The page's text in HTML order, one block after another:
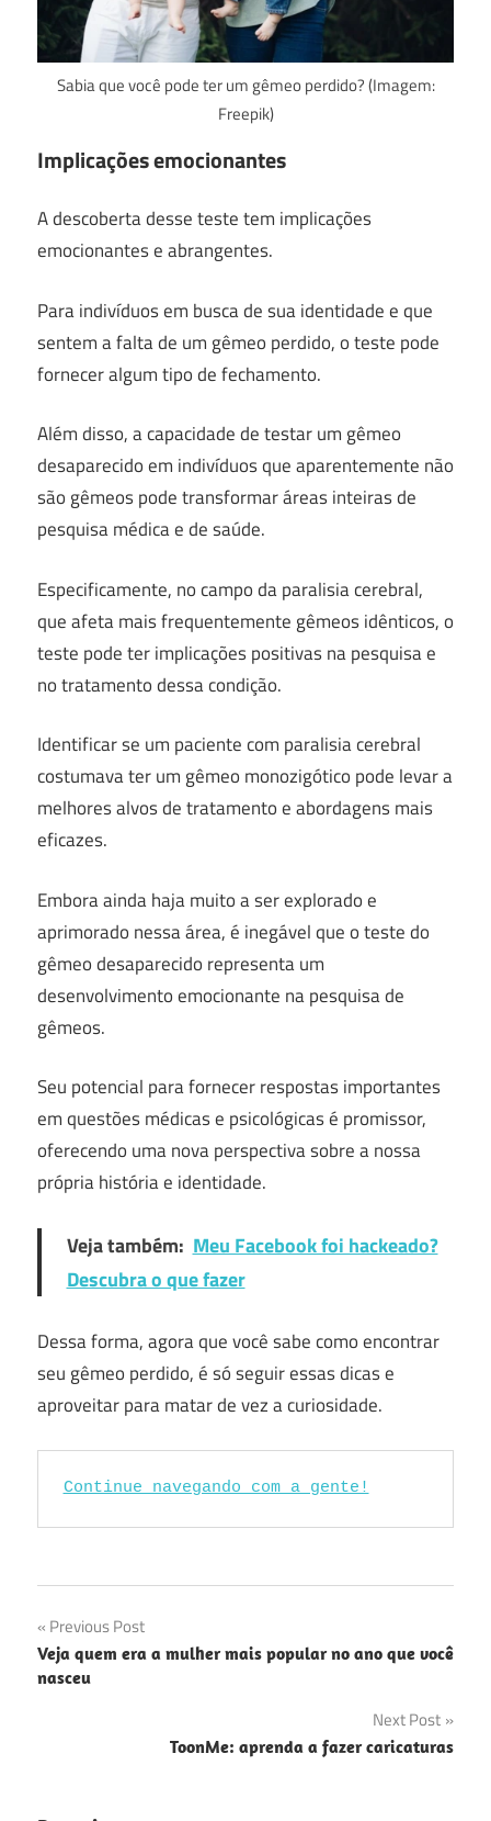
Sabia que você pode ter um gêmeo perdido? (Imagem:
Freepik)
Implicações emocionantes
A descoberta desse teste tem implicações
emocionantes e abrangentes.
Para indivíduos em busca de sua identidade e que
sentem a falta de um gêmeo perdido, o teste pode
fornecer algum tipo de fechamento.
Além disso, a capacidade de testar um gêmeo
desaparecido em indivíduos que aparentemente não
são gêmeos pode transformar áreas inteiras de
pesquisa médica e de saúde.
Especificamente, no campo da paralisia cerebral,
que afeta mais frequentemente gêmeos idênticos, o
teste pode ter implicações positivas na pesquisa e
no tratamento dessa condição.
Identificar se um paciente com paralisia cerebral
costumava ter um gêmeo monozigótico pode levar a
melhores alvos de tratamento e abordagens mais
eficazes.
Embora ainda haja muito a ser explorado e
aprimorado nessa área, é inegável que o teste do
gêmeo desaparecido representa um
desenvolvimento emocionante na pesquisa de
gêmeos.
Seu potencial para fornecer respostas importantes
em questões médicas e psicológicas é promissor,
oferecendo uma nova perspectiva sobre a nossa
própria história e identidade.
Veja também: Meu Facebook foi hackeado?
Descubra o que fazer
Dessa forma, agora que você sabe como encontrar
seu gêmeo perdido, é só seguir essas dicas e
aproveitar para matar de vez a curiosidade.
Continue navegando com a gente!
Navegação
de
Previous Post
Veja quem era a mulher mais popular no ano que você
nasceu
Next Post
ToonMe: aprenda a fazer caricaturas